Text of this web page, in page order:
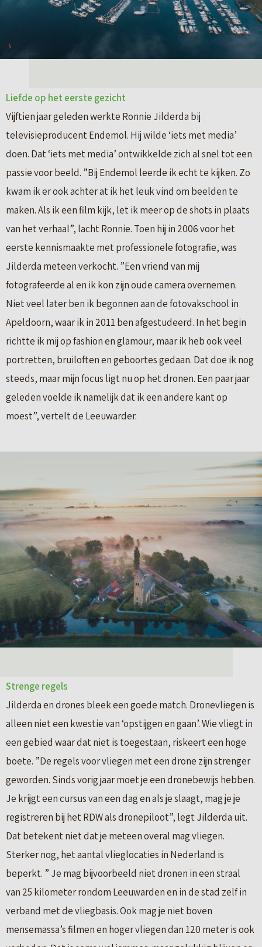
Liefde op het eerste gezicht
Vijftien jaar geleden werkte Ronnie Jilderda bij
televisieproducent Endemol. Hij wilde ‘iets met media’
doen. Dat ‘iets met media’ ontwikkelde zich al snel tot een
passie voor beeld. ”Bij Endemol leerde ik echt te kijken. Zo
kwam ik er ook achter at ik het leuk vind om beelden te
maken. Als ik een film kijk, let ik meer op de shots in plaats
van het verhaal”, lacht Ronnie. Toen hij in 2006 voor het
eerste kennismaakte met professionele fotografie, was
Jilderda meteen verkocht. ”Een vriend van mij
fotografeerde al en ik kon zijn oude camera overnemen.
Niet veel later ben ik begonnen aan de fotovakschool in
Apeldoorn, waar ik in 2011 ben afgestudeerd. In het begin
richtte ik mij op fashion en glamour, maar ik heb ook veel
portretten, bruiloften en geboortes gedaan. Dat doe ik nog
steeds, maar mijn focus ligt nu op het dronen. Een paar jaar
geleden voelde ik namelijk dat ik een andere kant op
moest”, vertelt de Leeuwarder.
Strenge regels
Jilderda en drones bleek een goede match. Dronevliegen is
alleen niet een kwestie van ‘opstijgen en gaan’. Wie vliegt in
een gebied waar dat niet is toegestaan, riskeert een hoge
boete. ”De regels voor vliegen met een drone zijn strenger
geworden. Sinds vorig jaar moet je een dronebewijs hebben.
Je krijgt een cursus van een dag en als je slaagt, mag je je
registreren bij het RDW als dronepiloot”, legt Jilderda uit.
Dat betekent niet dat je meteen overal mag vliegen.
Sterker nog, het aantal vlieglocaties in Nederland is
beperkt. ” Je mag bijvoorbeeld niet dronen in een straal
van 25 kilometer rondom Leeuwarden en in de stad zelf in
verband met de vliegbasis. Ook mag je niet boven
mensemassa’s filmen en hoger vliegen dan 120 meter is ook